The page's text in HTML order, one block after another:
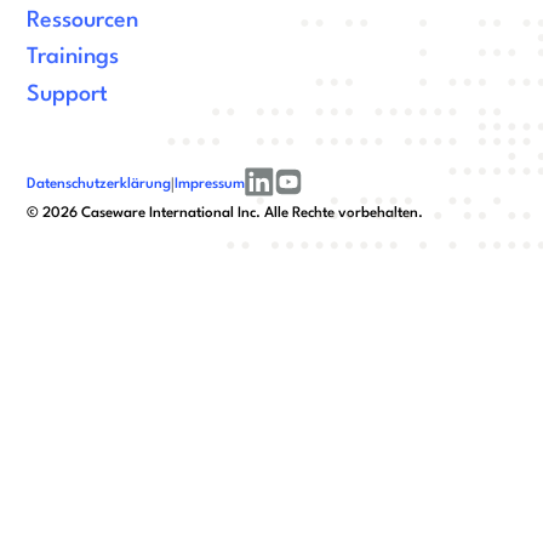
Ressourcen
Trainings
Support
©2026 Caseware International Inc. Alle Rechte vorbehalten.
Datenschutzerklärung | Impressum
linkedinyoutube